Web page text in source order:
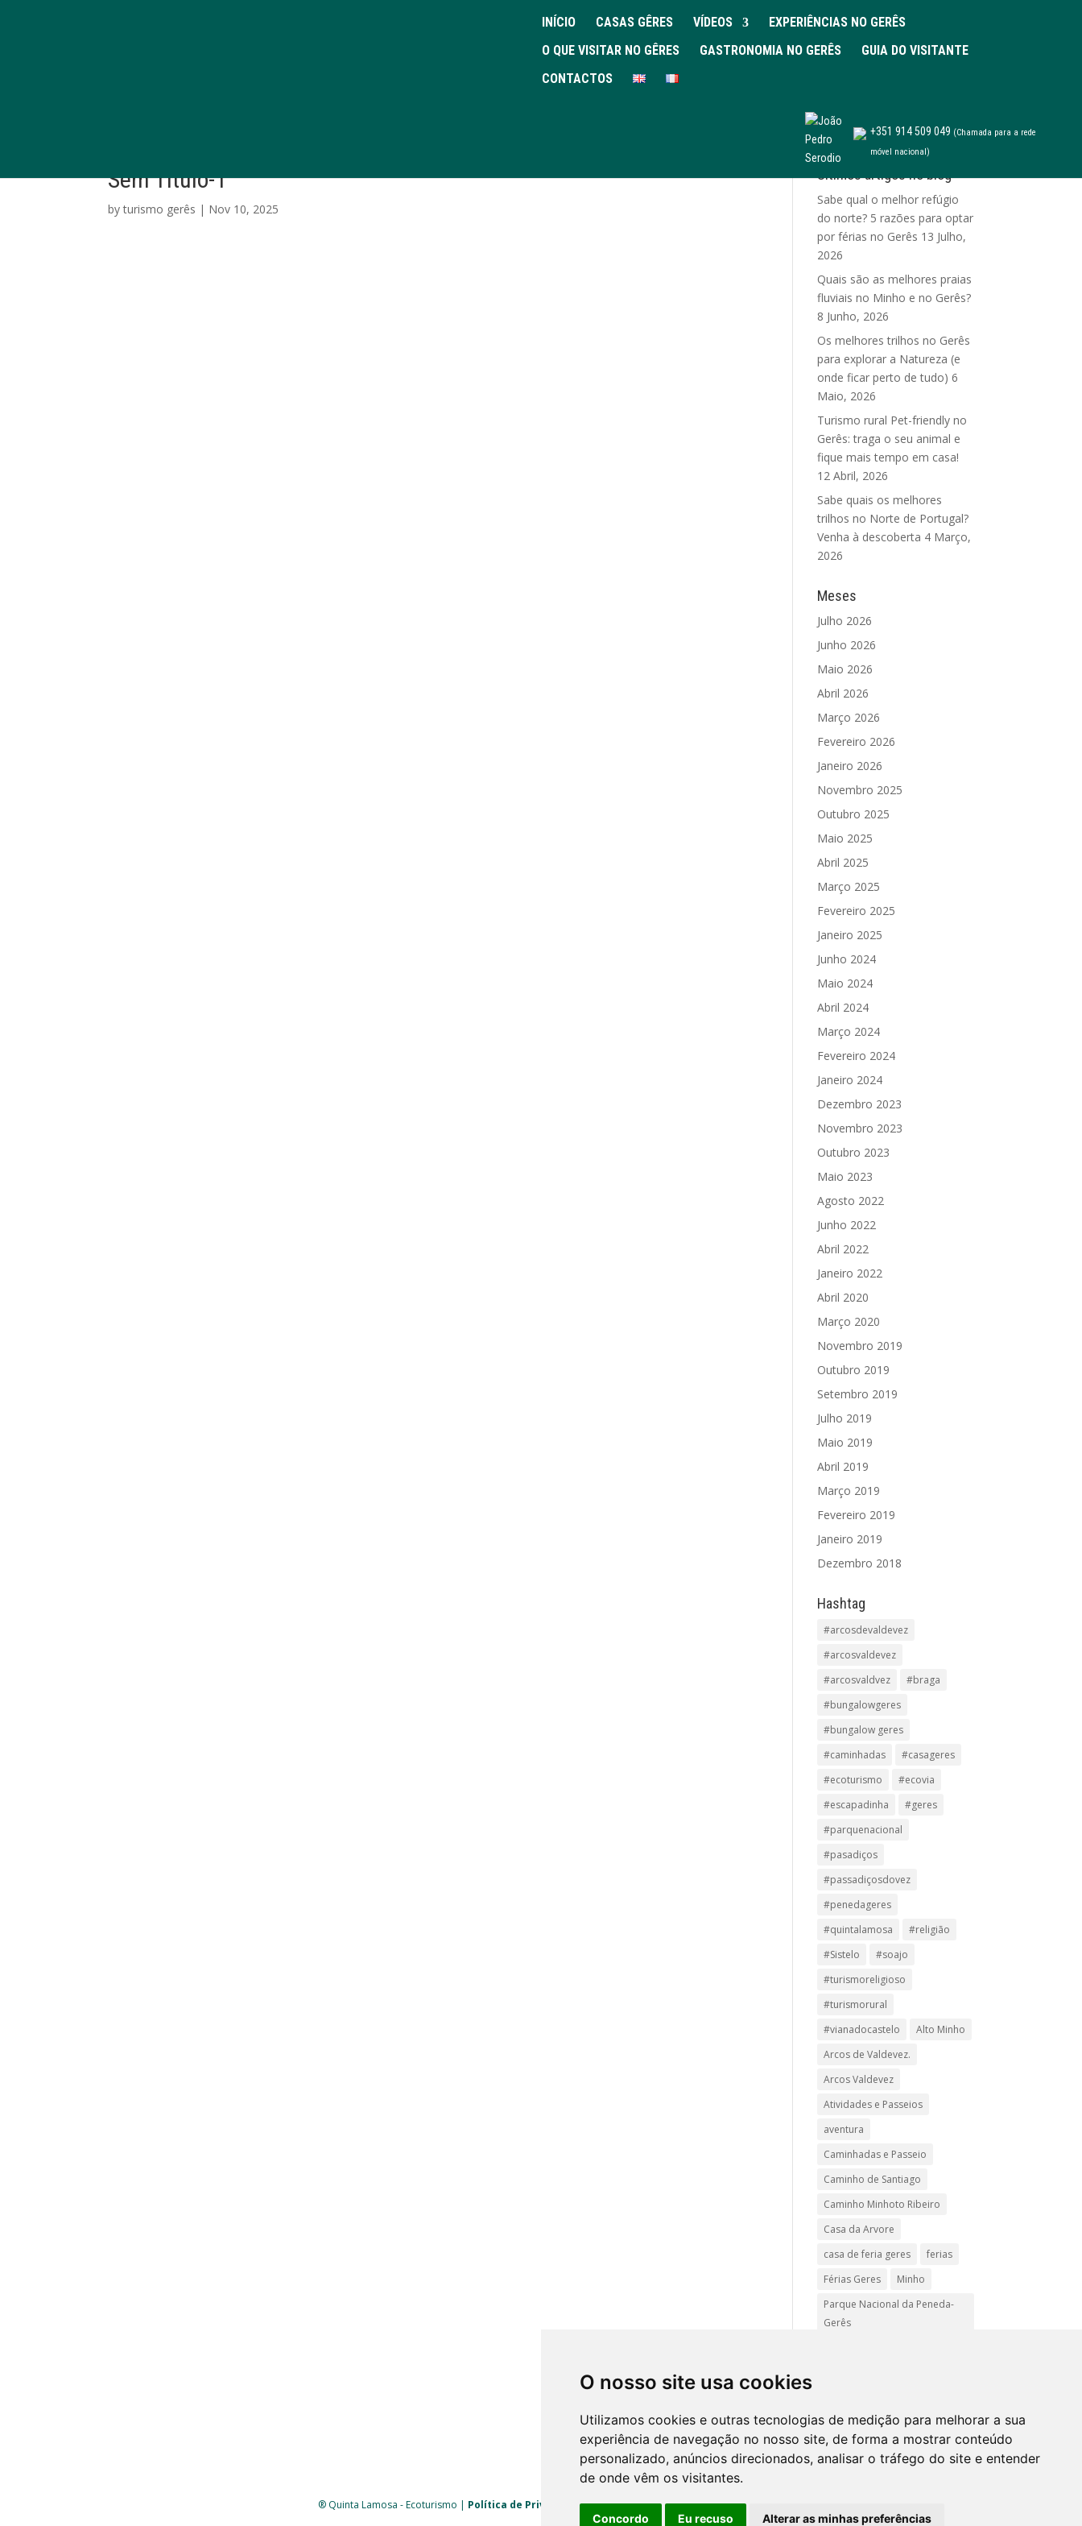
O nosso site usa cookies
Utilizamos cookies e outras tecnologias de medição para melhorar a sua
experiência de navegação no nosso site, de forma a mostrar conteúdo
personalizado, anúncios direcionados, analisar o tráfego do site e entender
de onde vêm os visitantes.
Concordo Eu recuso Alterar as minhas preferências
INÍCIO CASAS GÊRES VÍDEOS
EXPERIÊNCIAS NO GERÊS
O QUE VISITAR NO GÊRES
GASTRONOMIA NO GERÊS
GUIA DO VISITANTE
CONTACTOS
+351 914 509 049 (Chamada para a rede
móvel nacional)
Sem Título-1
byturismo gerês | Nov 10, 2025
Últimos artigos no blog
Sabe qual o melhor refúgio
do norte? 5 razões para optar
por férias no Gerês 13 Julho,
2026
Quais são as melhores praias
fluviais no Minho e no Gerês?
8 Junho, 2026
Os melhores trilhos no Gerês
para explorar a Natureza (e
onde ficar perto de tudo) 6
Maio, 2026
Turismo rural Pet-friendly no
Gerês: traga o seu animal e
fique mais tempo em casa!
12 Abril, 2026
Sabe quais os melhores
trilhos no Norte de Portugal?
Venha à descoberta 4 Março,
2026
Meses
Julho 2026
Junho 2026
Maio 2026
Abril 2026
Março 2026
Fevereiro 2026
Janeiro 2026
Novembro 2025
Outubro 2025
Maio 2025
Abril 2025
Março 2025
Fevereiro 2025
Janeiro 2025
Junho 2024
Maio 2024
Abril 2024
Março 2024
Fevereiro 2024
Janeiro 2024
Dezembro 2023
Novembro 2023
Outubro 2023
Maio 2023
Agosto 2022
Junho 2022
Abril 2022
Janeiro 2022
Abril 2020
Março 2020
Novembro 2019
Outubro 2019
Setembro 2019
Julho 2019
Maio 2019
Abril 2019
Março 2019
Fevereiro 2019
Janeiro 2019
Dezembro 2018
Hashtag
#arcosdevaldevez
#arcosvaldevez
#arcosvaldvez
#braga
#bungalowgeres
#bungalow geres
#caminhadas
#casageres
#ecoturismo
#ecovia
#escapadinha
#geres
#parquenacional
#pasadiços
#passadiçosdovez
#penedageres
#quintalamosa
#religião
#Sistelo
#soajo
#turismoreligioso
#turismorural
#vianadocastelo
Alto Minho
Arcos de Valdevez.
Arcos Valdevez
Atividades e Passeios
aventura
Caminhadas e Passeio
Caminho de Santiago
Caminho Minhoto Ribeiro
Casa da Arvore
casa de feria geres
ferias
Férias Geres
Minho
Parque Nacional da Peneda-
Gerês
Turismo Rural Gerês
® Quinta Lamosa - Ecoturismo | Política de Privacidade|Livro de Reclamações| Mapasite